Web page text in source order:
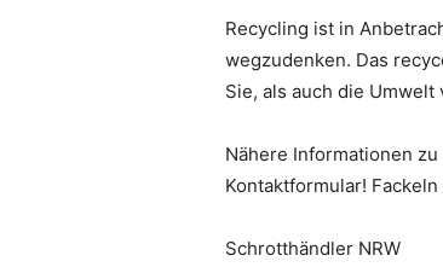
Recycling ist in
wegzudenken. Das
Sie, als auch die Umwelt
Nähere Informationen
Kontaktformular!
Schrotthändler NRW